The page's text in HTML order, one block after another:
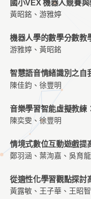
國小VEX 機器人競賽
黃昭銘、游雅婷
機器人學的數學分數教
游雅婷、黃昭銘
智慧語音情緒識別之自
陳佳鈞、徐豐明
音樂學習智能虛擬教練
陳奕雯、徐豐明
情境式數位互動遊戲提
鄭羽涵、葉洵嘉、吳育龍
從適性化學習觀點探討
黃露敏、王子華、王昭智